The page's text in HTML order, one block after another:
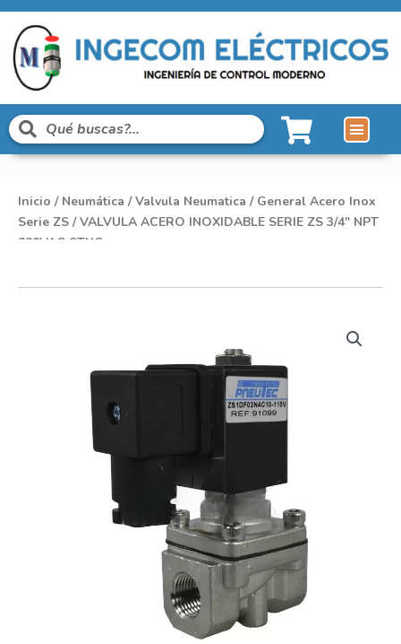
Inicio / Neumática /Valvula Neumatica / General Acero Inox
Serie ZS / VALVULA ACERO INOXIDABLE SERIE ZS 3/4″ NPT
220VAC STNC